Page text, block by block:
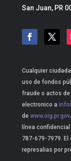
San Juan, PR
Cualquier
uso de fondos
fraude o actos
electronico a
de
línea confidencial
787-679-7979.
represalias por